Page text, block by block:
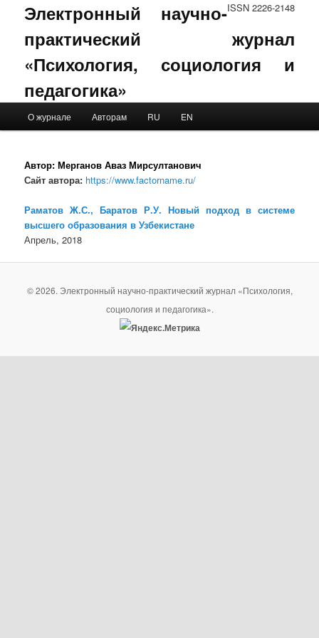
ISSN 2226-2148
Электронный научно-
практический журнал
«Психология, социология и
педагогика»
Skip to primary content
Skip to secondary content
О журнале Авторам RU EN
Автор: Мерганов Аваз Мирсултанович
Сайт автора: https://www.factorname.ru/
Раматов Ж.С., Баратов Р.У. Новый подход в системе
высшего образования в Узбекистане
Апрель, 2018
© 2026. Электронный научно-практический журнал «Психология,
социология и педагогика».